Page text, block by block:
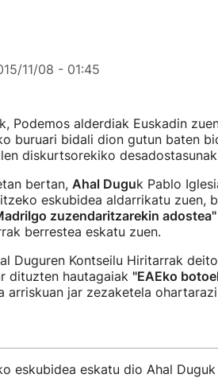
11/08 - 01:45
Podemos alderdiak Euskadin
buruari bidali dion gutun baten
diskurtsorekiko
bertan, Ahal Duguk Pablo
eskubidea aldarrikatu zuen,
zuzendaritzarekin adostea"
berrestea eskatu zuen.
Duguren Kontseilu Hiritarrak
dituzten hautagaiak "EAEko
arriskuan jar zezaketela
eskubidea eskatu dio Ahal